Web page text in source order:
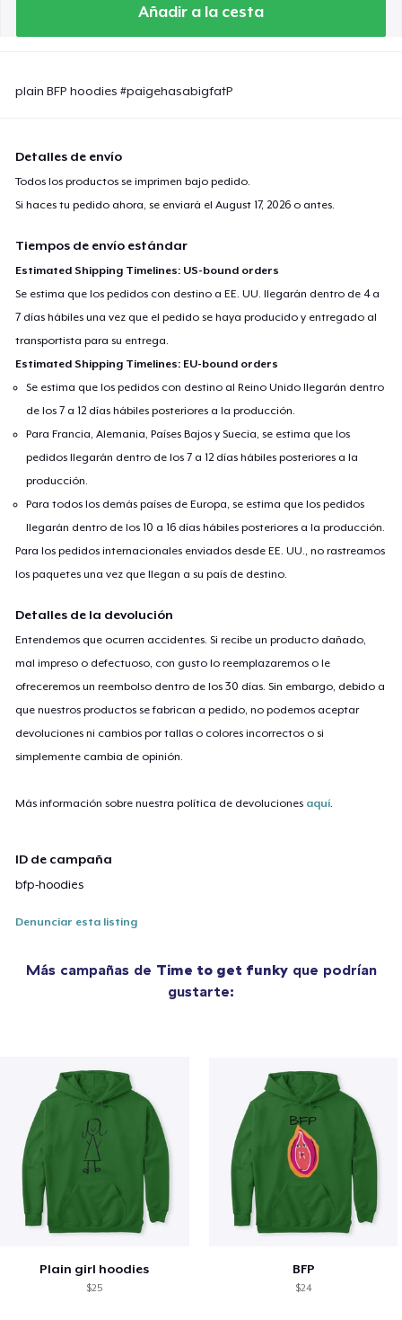
Añadir a la cesta
plain BFP hoodies #paigehasabigfatP
Detalles de envío
Todos los productos se imprimen bajo pedido.
Si haces tu pedido ahora, se enviará elAugust 17, 2026 o antes.
Tiempos de envío estándar
Estimated Shipping Timelines: US-bound orders
Se estima que los pedidos con destino a EE. UU. llegarán dentro de 4 a
7 días hábiles una vez que el pedido se haya producido y entregado al
transportista para su entrega.
Estimated Shipping Timelines: EU-bound orders
Se estima que los pedidos con destino al Reino Unido llegarán dentro
de los 7 a 12 días hábiles posteriores a la producción.
Para Francia, Alemania, Países Bajos y Suecia, se estima que los
pedidos llegarán dentro de los 7 a 12 días hábiles posteriores a la
producción.
Para todos los demás países de Europa, se estima que los pedidos
llegarán dentro de los 10 a 16 días hábiles posteriores a la producción.
Para los pedidos internacionales enviados desde EE. UU., no rastreamos
los paquetes una vez que llegan a su país de destino.
Detalles de la devolución
Entendemos que ocurren accidentes. Si recibe un producto dañado,
mal impreso o defectuoso, con gusto lo reemplazaremos o le
ofreceremos un reembolso dentro de los 30 días. Sin embargo, debido a
que nuestros productos se fabrican a pedido, no podemos aceptar
devoluciones ni cambios por tallas o colores incorrectos o si
simplemente cambia de opinión.
Más información sobre nuestra política de devoluciones aquí.
ID de campaña
bfp-hoodies
Denunciar esta listing
Más campañas de Time to get funkyque podrían
gustarte:
Plain girl hoodies
$25
BFP
$24